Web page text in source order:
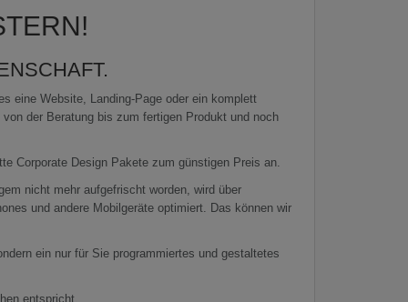
eine Website, Landing-Page oder ein komplett
der Beratung bis zum fertigen Produkt und noch
Corporate Design Pakete zum günstigen Preis an.
nicht mehr aufgefrischt worden, wird über
und andere Mobilgeräte optimiert. Das können wir
ein nur für Sie programmiertes und gestaltetes
entspricht.